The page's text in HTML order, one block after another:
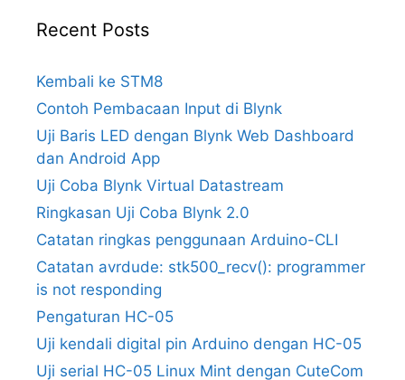
Recent Posts
Kembali ke STM8
Contoh Pembacaan Input di Blynk
Uji Baris LED dengan Blynk Web Dashboard
dan Android App
Uji Coba Blynk Virtual Datastream
Ringkasan Uji Coba Blynk 2.0
Catatan ringkas penggunaan Arduino-CLI
Catatan avrdude: stk500_recv(): programmer
is not responding
Pengaturan HC-05
Uji kendali digital pin Arduino dengan HC-05
Uji serial HC-05 Linux Mint dengan CuteCom